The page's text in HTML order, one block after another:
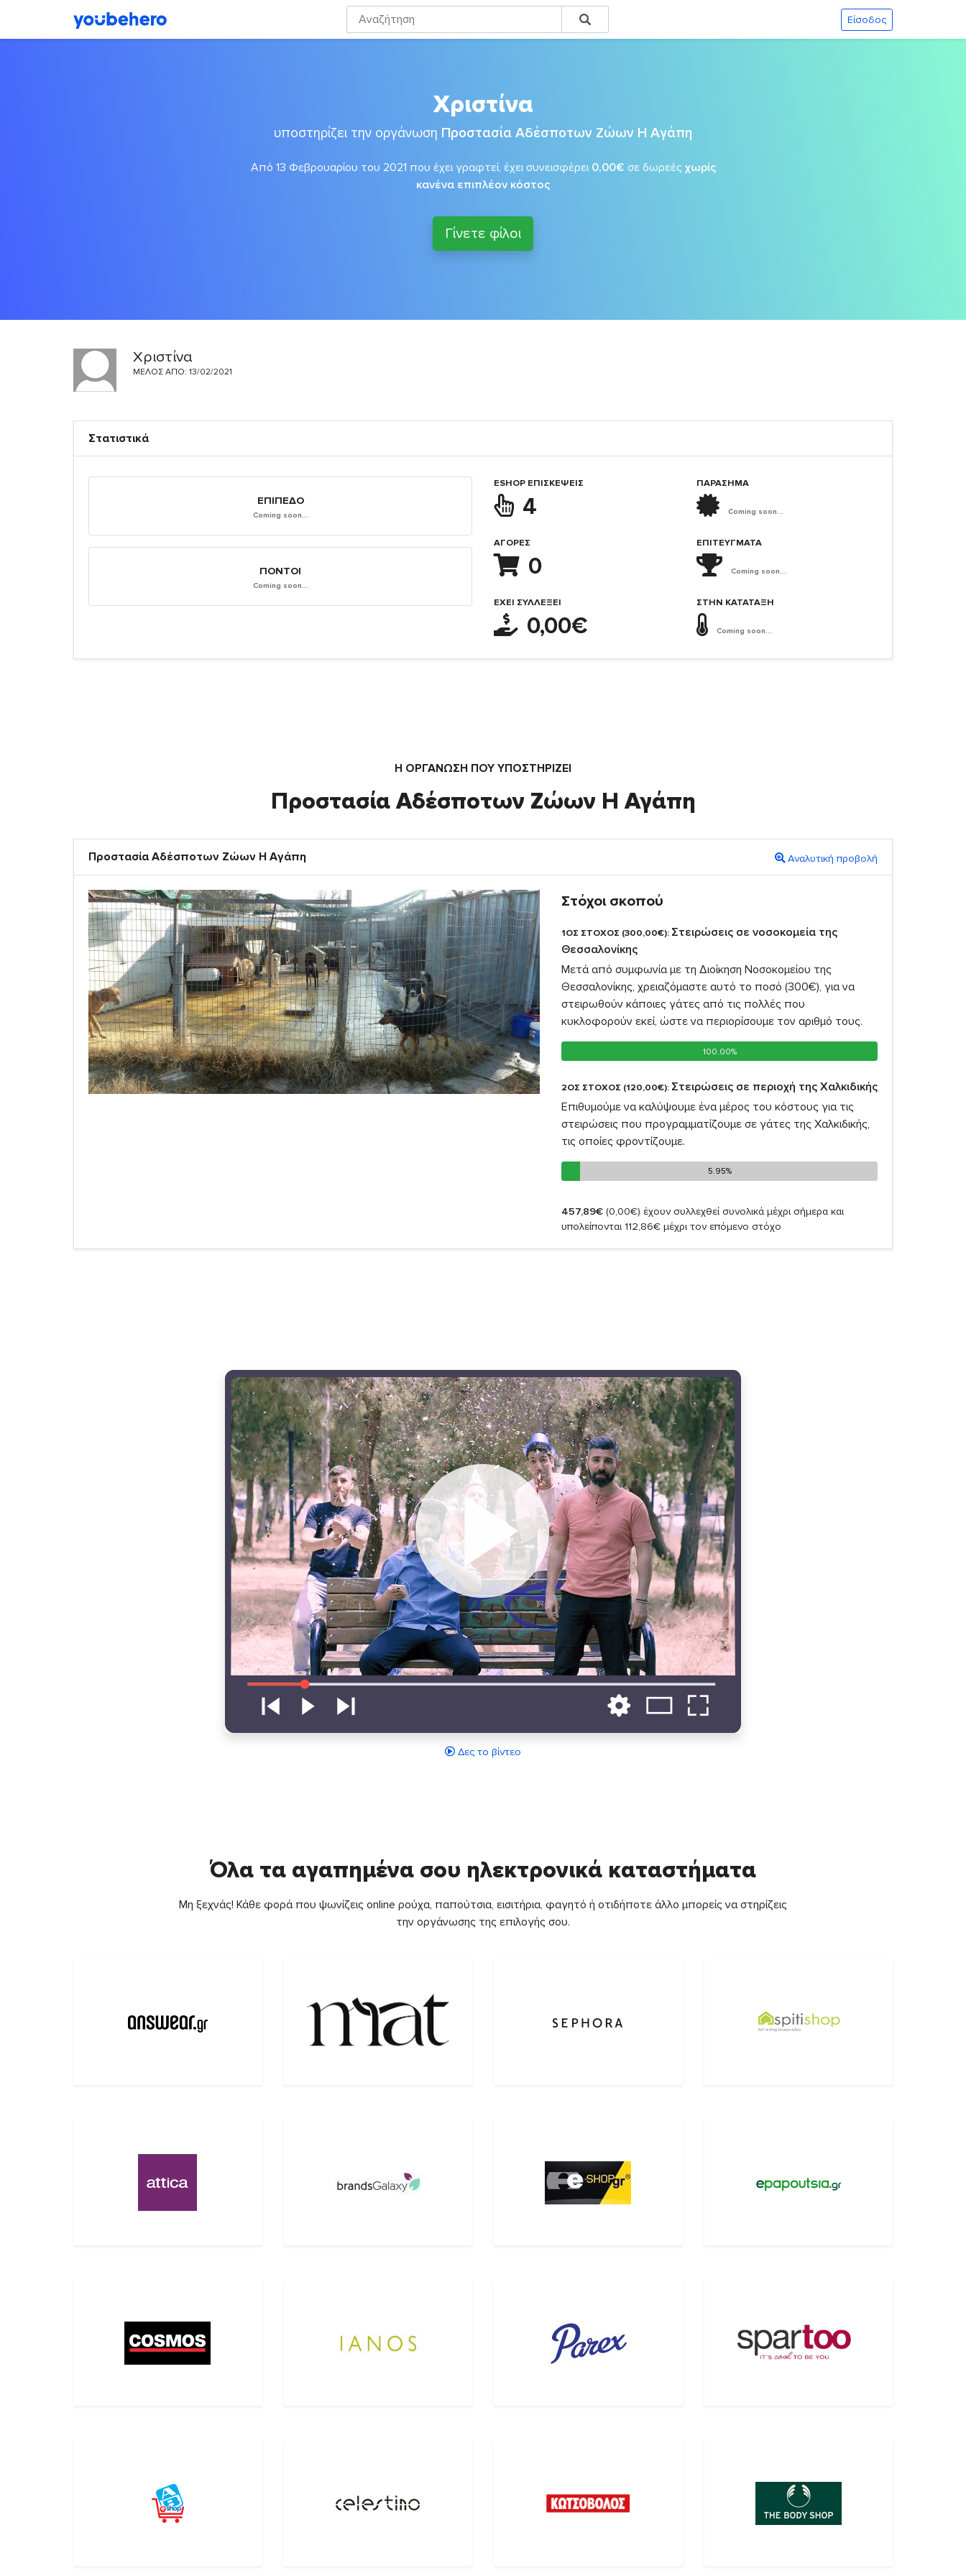
Είσοδος
Χριστίνα
υποστηρίζει την οργάνωση Προστασία Αδέσποτων Ζώων Η Αγάπη
Από 13 Φεβρουαρίου του 2021 που έχει γραφτεί, έχει συνεισφέρει 0,00€ σε δωρεές χωρίς
κανένα επιπλέον κόστος
Γίνετε φίλοι
Χριστίνα
ΜΈΛΟΣ ΑΠΌ: 13/02/2021
Στατιστικά
ΕΠΊΠΕΔΟ
Coming soon...
ΠΌΝΤΟΙ
Coming soon...
ESHOP ΕΠΙΣΚΈΨΕΙΣ
4
ΑΓΟΡΈΣ
0
ΈΧΕΙ ΣΥΛΛΈΞΕΙ
0,00€
ΠΑΡΑΣΗΜΑ
Coming soon...
ΕΠΙΤΕΎΓΜΑΤΑ
Coming soon...
ΣΤΗΝ ΚΑΤΆΤΑΞΗ
Coming soon...
Η ΟΡΓΆΝΩΣΗ ΠΟΥ ΥΠΟΣΤΗΡΙΖΕΙ
Προστασία Αδέσποτων Ζώων Η Αγάπη
Προστασία Αδέσποτων Ζώων Η Αγάπη Αναλυτική προβολή
Στόχοι σκοπού
1ΟΣ ΣΤΟΧΟΣ (300,00€): Στειρώσεις σε νοσοκομεία της
Θεσσαλονίκης
Μετά από συμφωνία με τη Διοίκηση Νοσοκομείου της
Θεσσαλονίκης, χρειαζόμαστε αυτό το ποσό (300€), για να
στειρωθούν κάποιες γάτες από τις πολλές που
κυκλοφορούν εκεί, ώστε να περιορίσουμε τον αριθμό τους.
100.00%
100.00%
2ΟΣ ΣΤΟΧΟΣ (120,00€): Στειρώσεις σε περιοχή της Χαλκιδικής
Επιθυμούμε να καλύψουμε ένα μέρος του κόστους για τις
στειρώσεις που προγραμματίζουμε σε γάτες της Χαλκιδικής,
τις οποίες φροντίζουμε.
5.95%
5.95%
457,89€ (0,00€) έχουν συλλεχθεί συνολικά μέχρι σήμερα και
υπολείπονται 112,86€ μέχρι τον επόμενο στόχο
Δες το βίντεο
Όλα τα αγαπημένα σου ηλεκτρονικά καταστήματα
Μη ξεχνάς! Κάθε φορά που ψωνίζεις online ρούχα, παπούτσια, εισιτήρια, φαγητό ή οτιδήποτε άλλο μπορείς να στηρίζεις
την οργάνωσης της επιλογής σου.